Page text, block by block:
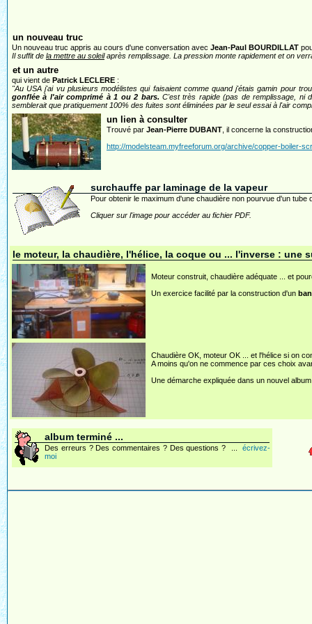
un nouveau truc
Un nouveau truc appris au cours d'une conversation avec Jean-Paul BOURDILLAT
Il suffit de la mettre au soleilaprès remplissage. La pression monte rapidement et on
et un autre
qui vient de Patrick LECLERE :
"Au USA j'ai vu plusieurs modélistes qui faisaient comme quand j'étais gamin pour
gonflée à l'air comprimé à 1 ou 2 bars. C'est très rapide (pas de remplissage, ni
semblerait que pratiquement 100% des fuites sont éliminées par le seul essai à l'air
un lien à consulter
Trouvé par Jean-Pierre DUBANT , il concerne la
http://modelsteam.myfreeforum.org/archive/copper-boiler-
surchauffe par laminage de la vapeur
Pour obtenir le maximum d'une chaudière non pourvue d'un
Cliquer sur l'image pour accéder au fichier PDF.
le moteur, la chaudière, l'hélice, la coque ou ... l'inverse : une
Moteur construit, chaudière adéquate ... et
Un exercice facilité par la construction d'un
Chaudière OK, moteur OK ... et l'hélice si on
A moins qu'on ne commence par ces choix
Une démarche expliquée dans un nouvel
album terminé ...
Des erreurs ? Des commentaires ? Des questions ? ... écrivez-
moi